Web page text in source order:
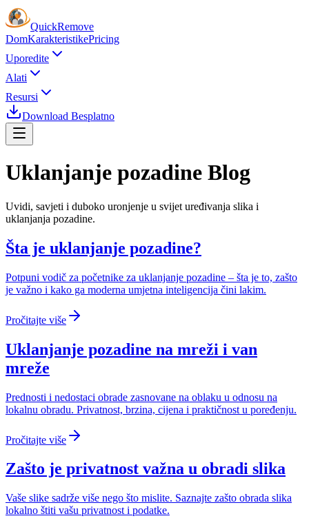
QuickRemove
DomKarakteristikePricing
Uporedite
Alati
Resursi
Download Besplatno
Uklanjanje pozadine Blog
Uvidi, savjeti i duboko uronjenje u svijet uređivanja slika i
uklanjanja pozadine.
Šta je uklanjanje pozadine?
Potpuni vodič za početnike za uklanjanje pozadine – šta je to, zašto
je važno i kako ga moderna umjetna inteligencija čini lakim.
Pročitajte više
Uklanjanje pozadine na mreži i van
mreže
Prednosti i nedostaci obrade zasnovane na oblaku u odnosu na
lokalnu obradu. Privatnost, brzina, cijena i praktičnost u poređenju.
Pročitajte više
Zašto je privatnost važna u obradi slika
Vaše slike sadrže više nego što mislite. Saznajte zašto obrada slika
lokalno štiti vašu privatnost i podatke.